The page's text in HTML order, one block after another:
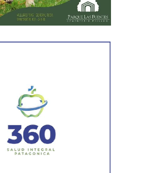
el BID comprenden un crédito de
destinado a ampliar la
nuevas áreas bajo riego
y otro de 60 millones de
y modernización de los